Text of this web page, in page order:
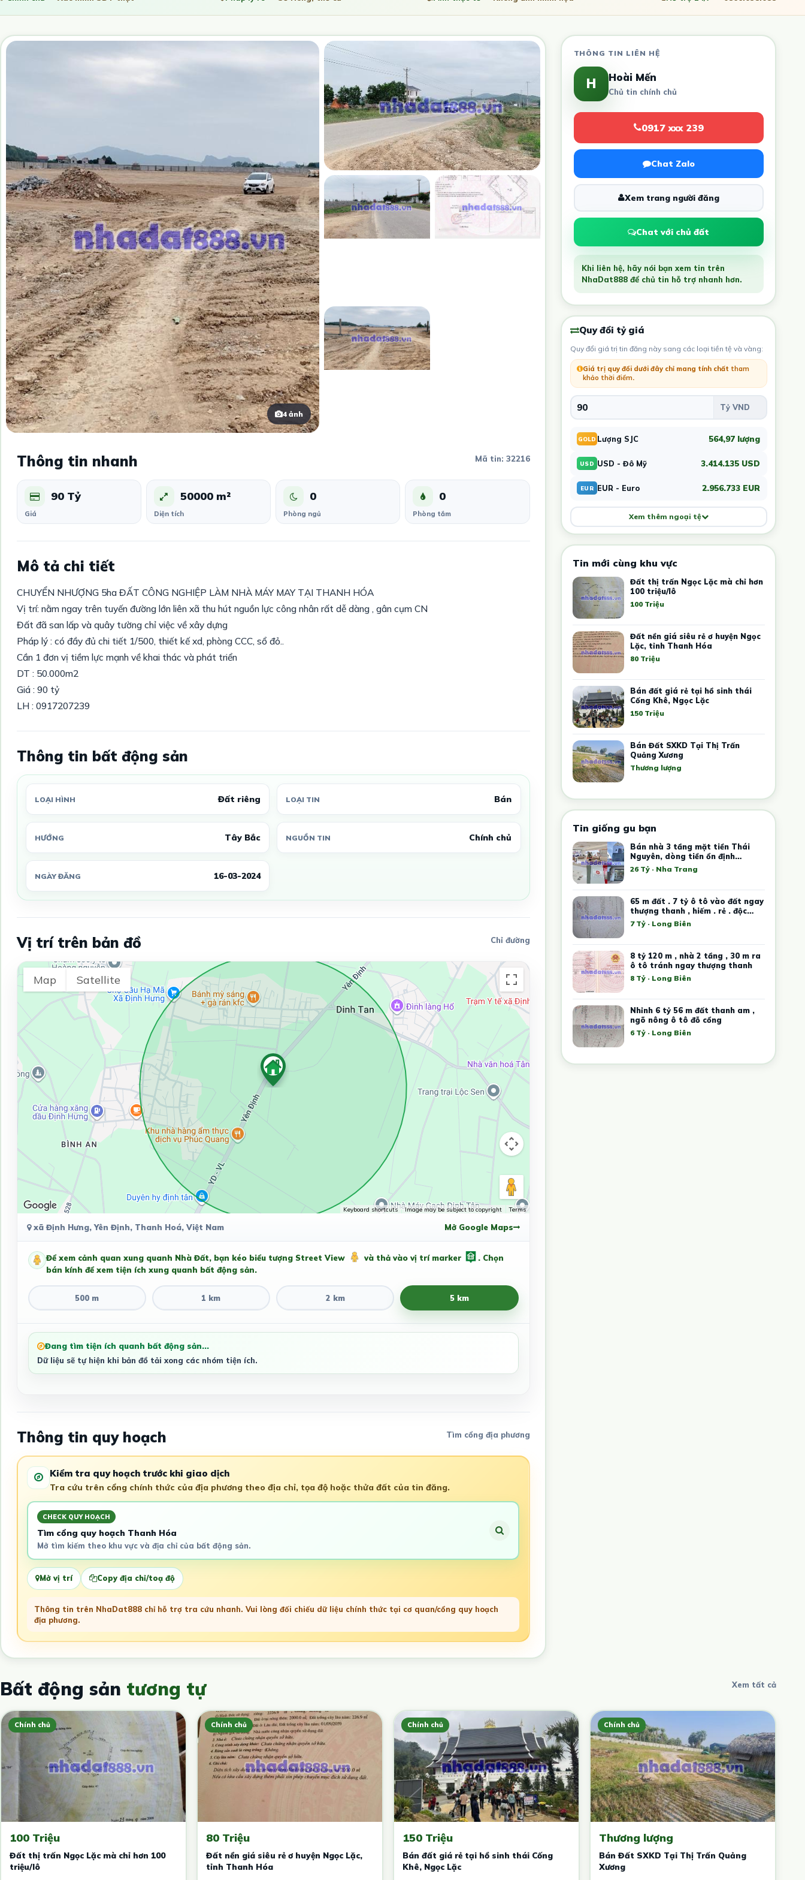
4 ảnh
Thông tin nhanh Mã tin: 32216
90 Tỷ
Giá
50000 m²
Diện tích
0
Phòng ngủ
0
Phòng tắm
Mô tả chi tiết
CHUYỂN NHƯỢNG 5ha ĐẤT CÔNG NGHIỆP LÀM NHÀ MÁY MAY TẠI THANH HÓA
Vị trí: nằm ngay trên tuyến đường lớn liên xã thu hút nguồn lực công nhân rất dễ dàng , gân cụm CN
Đất đã san lấp và quây tường chỉ việc về xây dựng
Pháp lý : có đầy đủ chi tiết 1/500, thiết kế xd, phòng CCC, sổ đỏ..
Cần 1 đơn vị tiềm lực mạnh về khai thác và phát triển
DT : 50.000m2
Giá : 90 tỷ
LH : 0917207239
Thông tin bất động sản
LOẠI HÌNH Đất riêng LOẠI TIN Bán
HƯỚNG Tây Bắc NGUỒN TIN Chính chủ
NGÀY ĐĂNG 16-03-2024
Vị trí trên bản đồ Chỉ đường
Map Satellite
Keyboard shortcuts Image may be subject to copyright Terms
xã Định Hưng, Yên Định, Thanh Hoá, Việt Nam Mở Google Maps
Để xem cảnh quan xung quanh Nhà Đất, bạn kéo biểu tượng Street View và thả vào vị trí marker
. Chọn
bán kính để xem tiện ích xung quanh bất động sản.
500 m 1 km 2 km 5 km
Đang tìm tiện ích quanh bất động sản...
Dữ liệu sẽ tự hiện khi bản đồ tải xong các nhóm tiện ích.
Thông tin quy hoạch Tìm cổng địa phương
Kiểm tra quy hoạch trước khi giao dịch
Tra cứu trên cổng chính thức của địa phương theo địa chỉ, tọa độ hoặc thửa đất của tin đăng.
CHECK QUY HOẠCH
Tìm cổng quy hoạch Thanh Hóa
Mở tìm kiếm theo khu vực và địa chỉ của bất động sản.
Mở vị trí Copy địa chỉ/toạ độ
Thông tin trên NhaDat888 chỉ hỗ trợ tra cứu nhanh. Vui lòng đối chiếu dữ liệu chính thức tại cơ quan/cổng quy hoạch
địa phương.
THÔNG TIN LIÊN HỆ
H Hoài Mến
Chủ tin chính chủ
0917 xxx 239
Chat Zalo
Xem trang người đăng
Chat với chủ đất
Khi liên hệ, hãy nói bạn xem tin trên
NhaDat888 để chủ tin hỗ trợ nhanh hơn.
Quy đổi tỷ giá
Quy đổi giá trị tin đăng này sang các loại tiền tệ và vàng:
Giá trị quy đổi dưới đây chỉ mang tính chất tham
khảo thời điểm.
GOLD Lượng SJC 564,97 lượng
USD USD - Đô Mỹ 3.414.135 USD
EUR EUR - Euro 2.956.733 EUR
Xem thêm ngoại tệ
Tin mới cùng khu vực
Đất thị trấn Ngọc Lặc mà chỉ hơn
100 triệu/lô
100 Triệu
Đất nền giá siêu rẻ ơ huyện Ngọc
Lặc, tỉnh Thanh Hóa
80 Triệu
Bán đất giá rẻ tại hồ sinh thái
Cống Khê, Ngọc Lặc
150 Triệu
Bán Đất SXKD Tại Thị Trấn
Quảng Xương
Thương lượng
Tin giống gu bạn
Bán nhà 3 tầng mặt tiền Thái
Nguyên, dòng tiền ổn định
35tr/tháng
26 Tỷ · Nha Trang
65 m đất . 7 tỷ ô tô vào đất ngay
thượng thanh , hiếm . rẻ . độc
quyền
7 Tỷ · Long Biên
8 tỷ 120 m , nhà 2 tầng , 30 m ra
ô tô tránh ngay thượng thanh
8 Tỷ · Long Biên
Nhỉnh 6 tỷ 56 m đất thanh am ,
ngõ nông ô tô đỗ cổng
6 Tỷ · Long Biên
Bất động sản tương tự Xem tất cả
Chính chủ
100 Triệu
Đất thị trấn Ngọc Lặc mà chỉ hơn 100
triệu/lô
Chính chủ
80 Triệu
Đất nền giá siêu rẻ ơ huyện Ngọc Lặc,
tỉnh Thanh Hóa
Chính chủ
150 Triệu
Bán đất giá rẻ tại hồ sinh thái Cống
Khê, Ngọc Lặc
Chính chủ
Thương lượng
Bán Đất SXKD Tại Thị Trấn Quảng
Xương